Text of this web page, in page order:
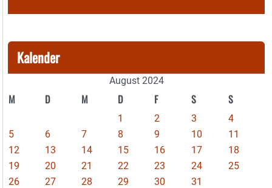
Kalender
August 2024
M D M D F S S
1 2 3
4
5
6 7 8 9 10
11
12
13 14 15 16 17
18
19
20 21 22 23 24
25
26
27 28 29 30
31